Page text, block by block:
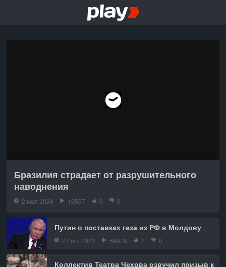
Бразилия страдает от разрушительного
наводнения
2 мая 2024 16567 0 0
Путин о поставках газа из РФ в Молдову
27 окт 2022 59978 2 0
Коллектив Театра Чехова озвучил призыв к